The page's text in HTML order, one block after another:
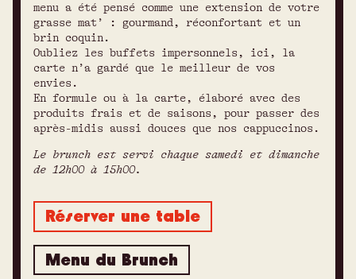
menu a été pensé comme une extension de votre
grasse mat’ : gourmand, réconfortant et un
brin coquin.
Oubliez les buffets impersonnels, ici, la
carte n’a gardé que le meilleur de vos
envies.
En formule ou à la carte, élaboré avec des
produits frais et de saisons, pour passer des
après-midis aussi douces que nos cappuccinos.
Le brunch est servi chaque samedi et dimanche
de 12h00 à 15h00.
Réserver une table
Menu du Brunch